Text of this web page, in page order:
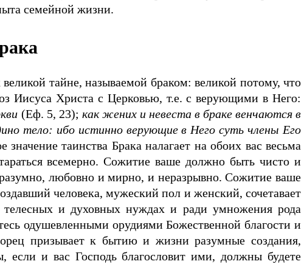
семейной жизни.
тайне, называемой браком: великой потому, что
Иисуса Христа с Церковью, т.е. с верующими в Него:
(Еф. 5, 23); как жених и невеста в браке венчаются в
тело: ибо истинно верующие в Него суть члены Его
таинства Брака налагает на обоих вас весьма
всемерно. Сожитие ваше должно быть чисто и
любовно и мирно, и неразрывно. Сожитие ваше
человека, мужеский пол и женский, сочетавает
и духовных нуждах и ради умножения рода
одушевленными орудиями Божественной благости и
призывает к бытию и жизни разумные создания,
и вас Господь благословит ими, должны будете